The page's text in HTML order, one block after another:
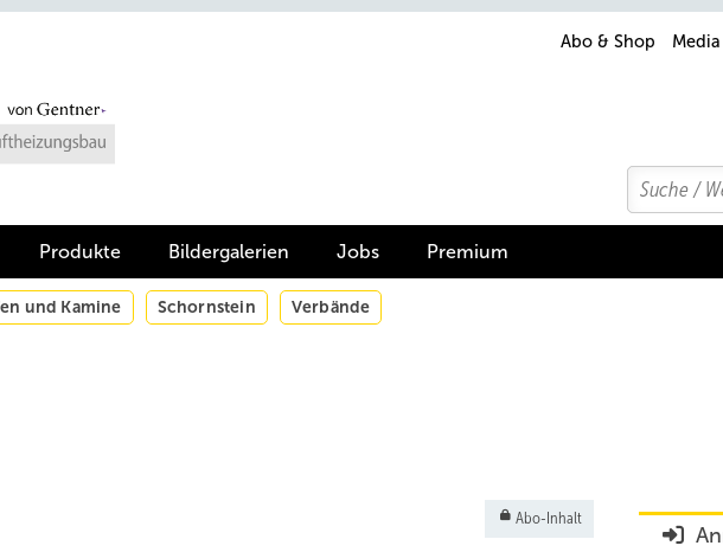
Abo & Shop Media
Search
Suchen
Produkte Bildergalerien Jobs Premium
und Kamine Schornstein Verbände
Abo-Inhalt